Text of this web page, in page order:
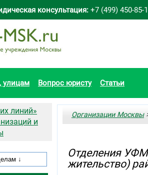
консультация: +7 (499) 450-85-
улицам Вопрос юристу Статьи
Организации Москвы
Отделения
жительство)
линий»
и